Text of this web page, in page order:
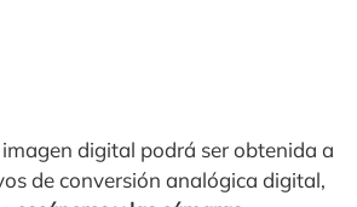
digital podrá ser obtenida a
de conversión analógica digital,